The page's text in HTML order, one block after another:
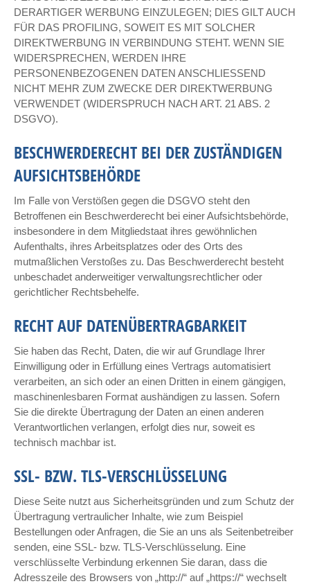
DERARTIGER WERBUNG EINZULEGEN; DIES GILT AUCH
FÜR DAS PROFILING, SOWEIT ES MIT SOLCHER
DIREKTWERBUNG IN VERBINDUNG STEHT. WENN SIE
WIDERSPRECHEN, WERDEN IHRE
PERSONENBEZOGENEN DATEN ANSCHLIESSEND
NICHT MEHR ZUM ZWECKE DER DIREKTWERBUNG
VERWENDET (WIDERSPRUCH NACH ART. 21 ABS. 2
DSGVO).
BESCHWERDERECHT BEI DER ZUSTÄNDIGEN
AUFSICHTSBEHÖRDE
Im Falle von Verstößen gegen die DSGVO steht den
Betroffenen ein Beschwerderecht bei einer Aufsichtsbehörde,
insbesondere in dem Mitgliedstaat ihres gewöhnlichen
Aufenthalts, ihres Arbeitsplatzes oder des Orts des
mutmaßlichen Verstoßes zu. Das Beschwerderecht besteht
unbeschadet anderweitiger verwaltungsrechtlicher oder
gerichtlicher Rechtsbehelfe.
RECHT AUF DATENÜBERTRAGBARKEIT
Sie haben das Recht, Daten, die wir auf Grundlage Ihrer
Einwilligung oder in Erfüllung eines Vertrags automatisiert
verarbeiten, an sich oder an einen Dritten in einem gängigen,
maschinenlesbaren Format aushändigen zu lassen. Sofern
Sie die direkte Übertragung der Daten an einen anderen
Verantwortlichen verlangen, erfolgt dies nur, soweit es
technisch machbar ist.
SSL- BZW. TLS-VERSCHLÜSSELUNG
Diese Seite nutzt aus Sicherheitsgründen und zum Schutz der
Übertragung vertraulicher Inhalte, wie zum Beispiel
Bestellungen oder Anfragen, die Sie an uns als Seitenbetreiber
senden, eine SSL- bzw. TLS-Verschlüsselung. Eine
verschlüsselte Verbindung erkennen Sie daran, dass die
Adresszeile des Browsers von „http://“ auf „https://“ wechselt